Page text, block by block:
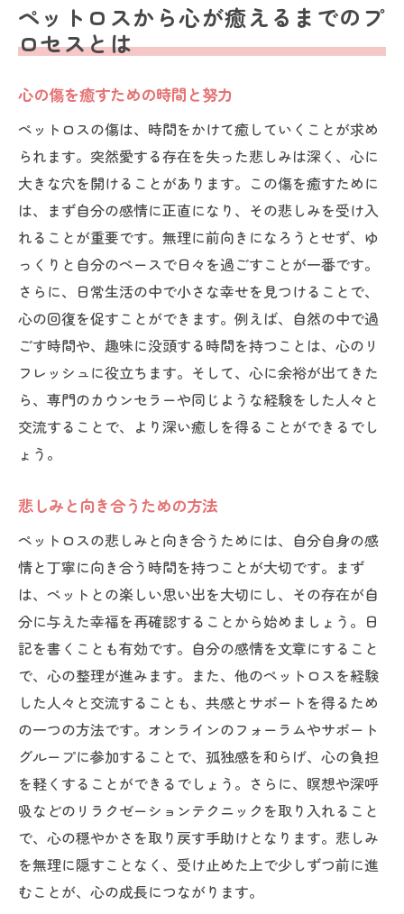
ペットロスから心が癒えるまでのプ
ロセスとは
心の傷を癒すための時間と努力
ペットロスの傷は、時間をかけて癒していくことが求め
られます。突然愛する存在を失った悲しみは深く、心に
大きな穴を開けることがあります。この傷を癒すために
は、まず自分の感情に正直になり、その悲しみを受け入
れることが重要です。無理に前向きになろうとせず、ゆ
っくりと自分のペースで日々を過ごすことが一番です。
さらに、日常生活の中で小さな幸せを見つけることで、
心の回復を促すことができます。例えば、自然の中で過
ごす時間や、趣味に没頭する時間を持つことは、心のリ
フレッシュに役立ちます。そして、心に余裕が出てきた
ら、専門のカウンセラーや同じような経験をした人々と
交流することで、より深い癒しを得ることができるでし
ょう。
悲しみと向き合うための方法
ペットロスの悲しみと向き合うためには、自分自身の感
情と丁寧に向き合う時間を持つことが大切です。まず
は、ペットとの楽しい思い出を大切にし、その存在が自
分に与えた幸福を再確認することから始めましょう。日
記を書くことも有効です。自分の感情を文章にすること
で、心の整理が進みます。また、他のペットロスを経験
した人々と交流することも、共感とサポートを得るため
の一つの方法です。オンラインのフォーラムやサポート
グループに参加することで、孤独感を和らげ、心の負担
を軽くすることができるでしょう。さらに、瞑想や深呼
吸などのリラクゼーションテクニックを取り入れること
で、心の穏やかさを取り戻す手助けとなります。悲しみ
を無理に隠すことなく、受け止めた上で少しずつ前に進
むことが、心の成長につながります。